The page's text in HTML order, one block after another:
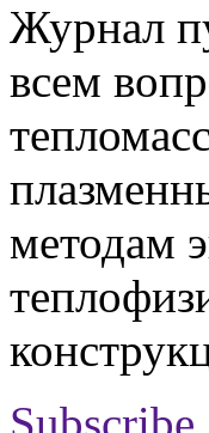
Журнал
всем
методам